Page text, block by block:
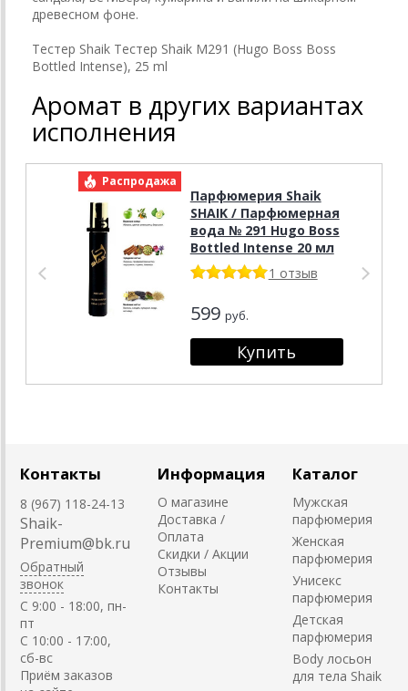
древесном фоне.
Тестер Shaik Тестер Shaik M291 (Hugo Boss Boss
Bottled Intense), 25 ml
Аромат в других вариантах
исполнения
Распродажа
Парфюмерия Shaik
SHAIK / Парфюмерная
вода № 291 Hugo Boss
Bottled Intense 20 мл
1 отзыв
599 руб.
Контакты
8 (967) 118-24-13
Shaik-
Premium@bk.ru
Обратный
звонок
C 9:00 - 18:00, пн-
пт
С 10:00 - 17:00,
сб-вс
Приём заказов
Информация
О магазине
Доставка /
Оплата
Скидки / Акции
Отзывы
Контакты
Каталог
Мужская
парфюмерия
Женская
парфюмерия
Унисекс
парфюмерия
Детская
парфюмерия
Body лосьон
для тела Shaik